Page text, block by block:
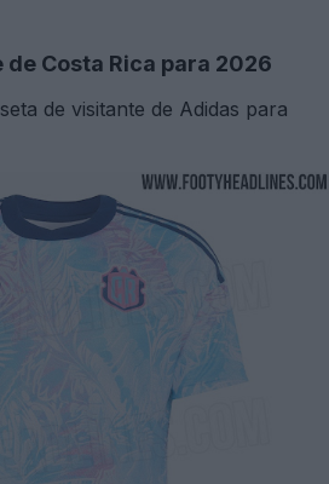
Costa Rica para 2026
de visitante de Adidas para